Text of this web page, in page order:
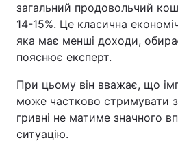
загальний продовольчий
14-15%. Це класична
яка має менші доходи,
пояснює експерт.
При цьому він вважає, що
може частково стримувати
гривні не матиме значного
ситуацію.